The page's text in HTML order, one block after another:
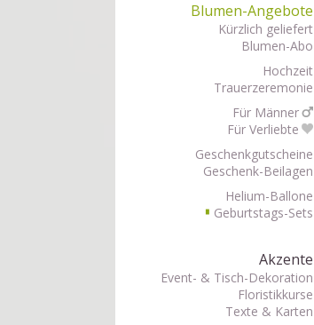
Blumen-Angebote
Kürzlich geliefert
Blumen-Abo
Hochzeit
Trauerzeremonie
Für Männer
Für Verliebte
Geschenkgutscheine
Geschenk-Beilagen
Helium-Ballone
▘ Geburtstags-Sets
Akzente
Event- & Tisch-Dekoration
Floristikkurse
Texte & Karten